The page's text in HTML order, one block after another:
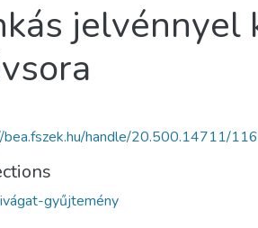
handle/20.500.14711/
gyűjtemény